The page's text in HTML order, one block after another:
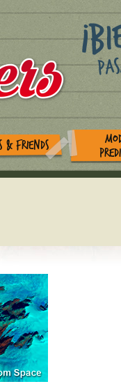
& FRIENDS